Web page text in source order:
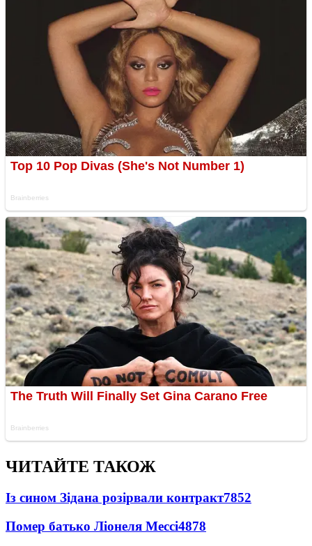
ЧИТАЙТЕ ТАКОЖ
Із сином Зідана розірвали контракт7852
Помер батько Ліонеля Мессі4878